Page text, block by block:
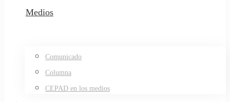
Medios
Comunicado
Columna
CEPAD en los medios